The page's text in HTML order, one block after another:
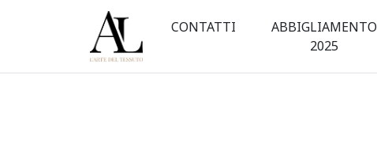
Sciarpa
sabbia
CONTATTI
ABBIGLIAMENTO
2025